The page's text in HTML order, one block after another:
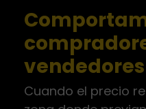
vendedores
Cuando el precio